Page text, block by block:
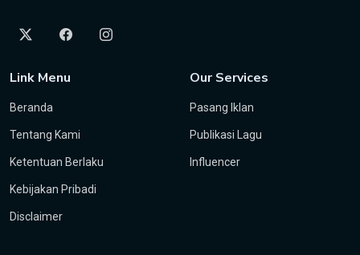
Link Menu
Beranda
Tentang Kami
Ketentuan Berlaku
Kebijakan Pribadi
Disclaimer
Our Services
Pasang Iklan
Publikasi Lagu
Influencer